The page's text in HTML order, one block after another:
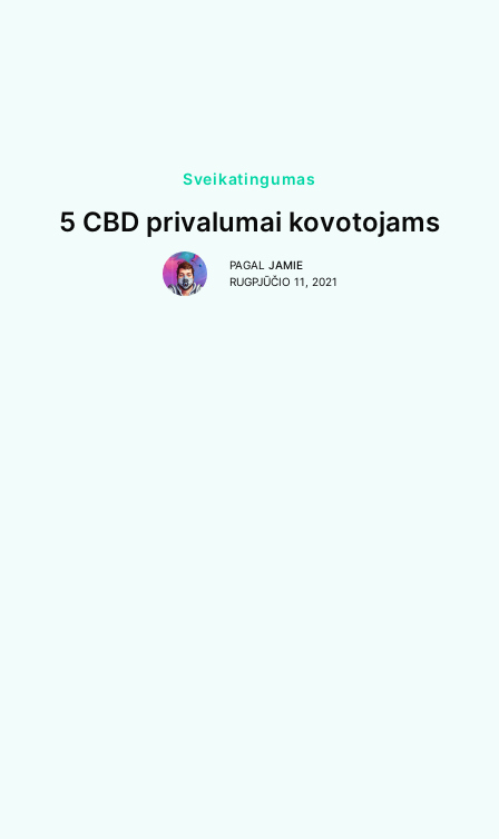
Sveikatingumas
5 CBD privalumai kovotojams
PAGAL JAMIE
RUGPJŪČIO 11, 2021